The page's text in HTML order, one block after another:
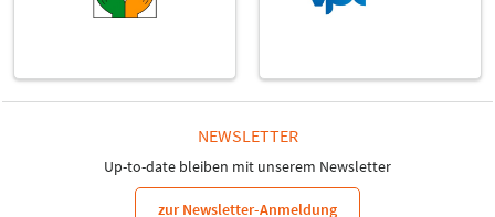
NEWSLETTER
Up-to-date bleiben mit unserem Newsletter
zur Newsletter-Anmeldung